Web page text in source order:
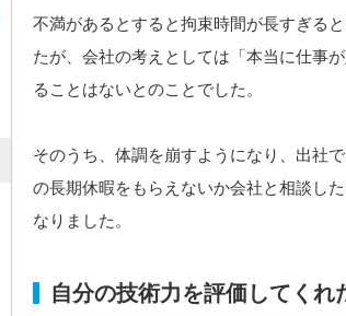
不満があるとすると拘束時間が長すぎる
たが、会社の考えとしては「本当に仕事
ることはないとのことでした。
そのうち、体調を崩すようになり、出社
の長期休暇をもらえないか会社と相談し
なりました。
自分の技術力を評価してくれ